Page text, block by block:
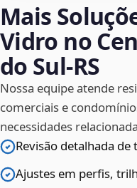
Mais
Vidro no
do Sul‑RS
Nossa equipe atende
comerciais e
necessidades
Revisão detalhada
Ajustes em perfis,